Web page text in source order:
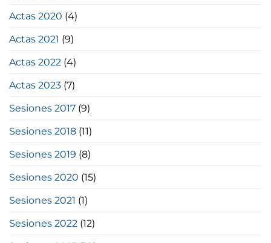
Actas 2020 (4)
Actas 2021 (9)
Actas 2022 (4)
Actas 2023 (7)
Sesiones 2017 (9)
Sesiones 2018 (11)
Sesiones 2019 (8)
Sesiones 2020 (15)
Sesiones 2021 (1)
Sesiones 2022 (12)